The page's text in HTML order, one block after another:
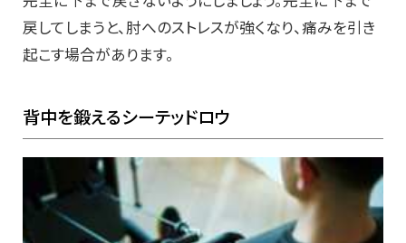
戻してしまうと、肘へのストレスが強くなり、痛みを引き
起こす場合があります。
背中を鍛えるシーテッドロウ